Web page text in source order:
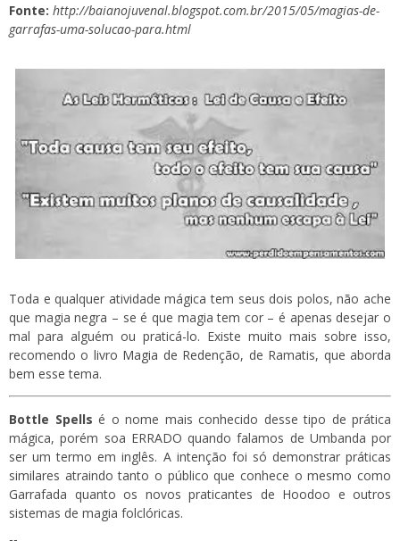
Fonte: http://baianojuvenal.blogspot.com.br/2015/05/magias-de-
garrafas-uma-solucao-para.html
Toda e qualquer atividade mágica tem seus dois polos, não ache
que magia negra – se é que magia tem cor – é apenas desejar o
mal para alguém ou praticá-lo. Existe muito mais sobre isso,
recomendo o livro Magia de Redenção, de Ramatis, que aborda
bem esse tema.
Bottle Spells é o nome mais conhecido desse tipo de prática
mágica, porém soa ERRADO quando falamos de Umbanda por
ser um termo em inglês. A intenção foi só demonstrar práticas
similares atraindo tanto o público que conhece o mesmo como
Garrafada quanto os novos praticantes de Hoodoo e outros
sistemas de magia folclóricas.